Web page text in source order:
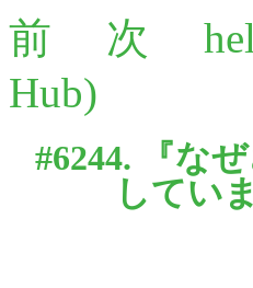
前 次
Hub)
#6244. 『な
してい